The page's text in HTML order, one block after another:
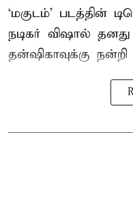
‘மகுடம்’ படத்தின்
நடிகர் விஷால்
தன்ஷிகாவுக்கு நன்றி